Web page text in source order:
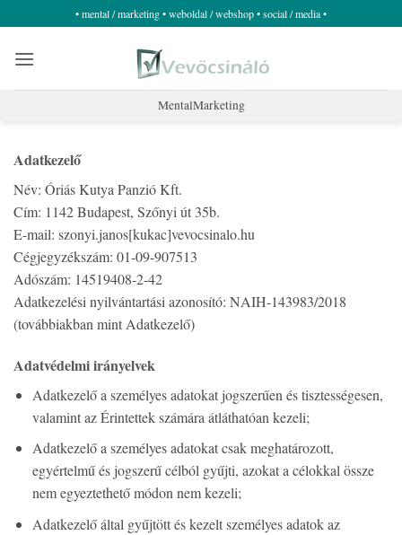
to
content
• mental / marketing • weboldal / webshop • social / media •
MentalMarketing
Adatkezelő
Név: Óriás Kutya Panzió Kft.
Cím: 1142 Budapest, Szőnyi út 35b.
E-mail: szonyi.janos[kukac]vevocsinalo.hu
Cégjegyzékszám: 01-09-907513
Adószám: 14519408-2-42
Adatkezelési nyilvántartási azonosító: NAIH-143983/2018
(továbbiakban mint Adatkezelő)
Adatvédelmi irányelvek
Adatkezelő a személyes adatokat jogszerűen és tisztességesen,
valamint az Érintettek számára átláthatóan kezeli;
Adatkezelő a személyes adatokat csak meghatározott,
egyértelmű és jogszerű célból gyűjti, azokat a célokkal össze
nem egyeztethető módon nem kezeli;
Adatkezelő által gyűjtött és kezelt személyes adatok az